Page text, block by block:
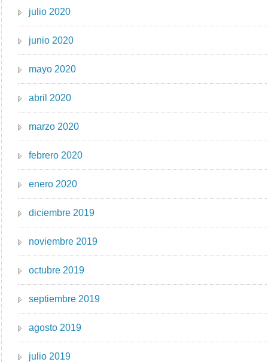
julio 2020
junio 2020
mayo 2020
abril 2020
marzo 2020
febrero 2020
enero 2020
diciembre 2019
noviembre 2019
octubre 2019
septiembre 2019
agosto 2019
julio 2019